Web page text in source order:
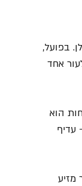
בפועל,
אחד
הוא
עדיף
מזיע